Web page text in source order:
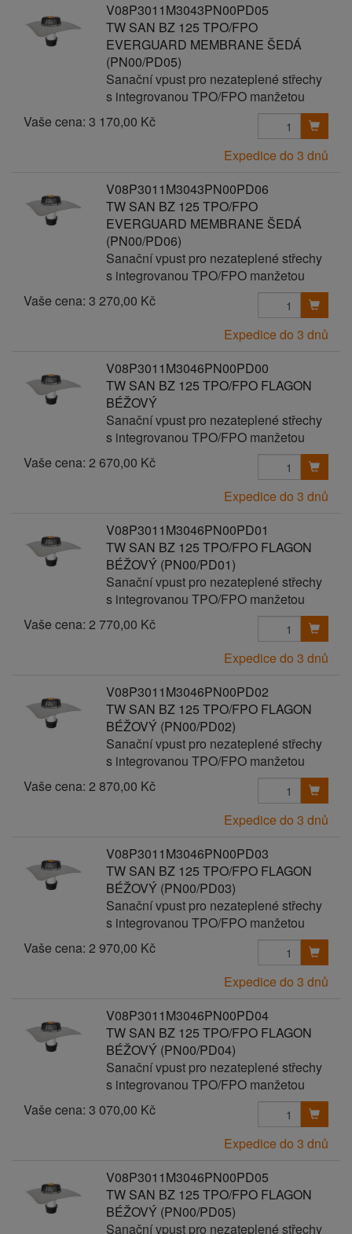
V08P3011M3043PN00PD05
TW SAN BZ 125 TPO/FPO
EVERGUARD MEMBRANE ŠEDÁ
(PN00/PD05)
Sanační vpust pro nezateplené střechy
s integrovanou TPO/FPO manžetou
Vaše cena: 3 170,00 Kč
Expedice do 3 dnů
V08P3011M3043PN00PD06
TW SAN BZ 125 TPO/FPO
EVERGUARD MEMBRANE ŠEDÁ
(PN00/PD06)
Sanační vpust pro nezateplené střechy
s integrovanou TPO/FPO manžetou
Vaše cena: 3 270,00 Kč
Expedice do 3 dnů
V08P3011M3046PN00PD00
TW SAN BZ 125 TPO/FPO FLAGON
BÉŽOVÝ
Sanační vpust pro nezateplené střechy
s integrovanou TPO/FPO manžetou
Vaše cena: 2 670,00 Kč
Expedice do 3 dnů
V08P3011M3046PN00PD01
TW SAN BZ 125 TPO/FPO FLAGON
BÉŽOVÝ (PN00/PD01)
Sanační vpust pro nezateplené střechy
s integrovanou TPO/FPO manžetou
Vaše cena: 2 770,00 Kč
Expedice do 3 dnů
V08P3011M3046PN00PD02
TW SAN BZ 125 TPO/FPO FLAGON
BÉŽOVÝ (PN00/PD02)
Sanační vpust pro nezateplené střechy
s integrovanou TPO/FPO manžetou
Vaše cena: 2 870,00 Kč
Expedice do 3 dnů
V08P3011M3046PN00PD03
TW SAN BZ 125 TPO/FPO FLAGON
BÉŽOVÝ (PN00/PD03)
Sanační vpust pro nezateplené střechy
s integrovanou TPO/FPO manžetou
Vaše cena: 2 970,00 Kč
Expedice do 3 dnů
V08P3011M3046PN00PD04
TW SAN BZ 125 TPO/FPO FLAGON
BÉŽOVÝ (PN00/PD04)
Sanační vpust pro nezateplené střechy
s integrovanou TPO/FPO manžetou
Vaše cena: 3 070,00 Kč
Expedice do 3 dnů
V08P3011M3046PN00PD05
TW SAN BZ 125 TPO/FPO FLAGON
BÉŽOVÝ (PN00/PD05)
Sanační vpust pro nezateplené střechy